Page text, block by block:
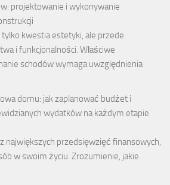
projektowanie i wykonywanie
kwestia estetyki, ale przede
i funkcjonalności. Właściwe
schodów wymaga uwzględnienia
domu: jak zaplanować budżet i
wydatków na każdym etapie
największych przedsięwzięć finansowych,
w swoim życiu. Zrozumienie, jakie